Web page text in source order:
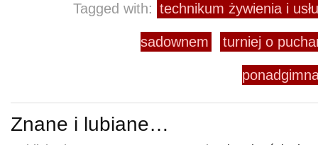
Tagged with: technikum żywienia i
sadownem turniej o
Znane i lubiane…